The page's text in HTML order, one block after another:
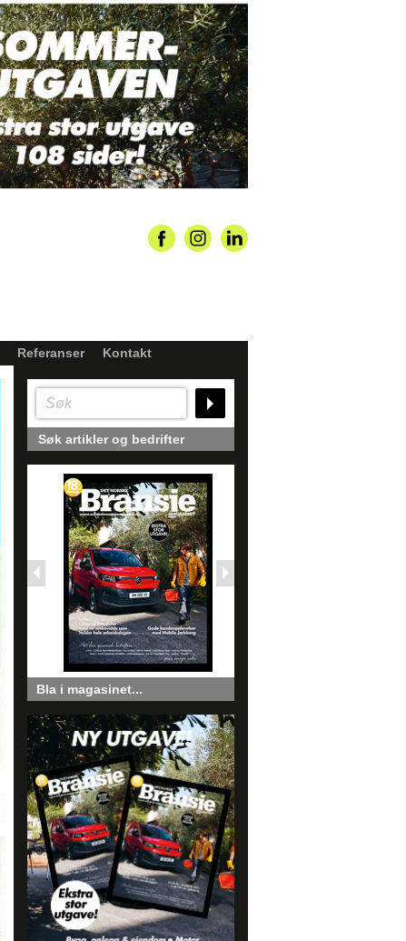
Referanser Kontakt
Søk artikler og bedrifter
Bla i magasinet...